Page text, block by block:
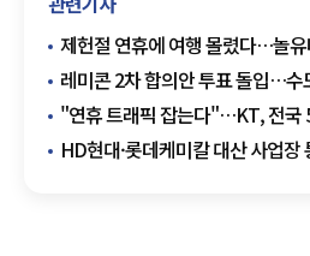
제헌절 연휴에 여행 몰렸다…놀
트렌드
레미콘 2차 합의안 투표 돌입…수
"연휴 트래픽 잡는다"…KT, 전국
점검
HD현대·롯데케미칼 대산 사업